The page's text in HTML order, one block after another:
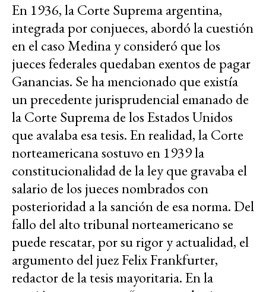
En 1936, la Corte Suprema argentina,
integrada por conjueces, abordó la cuestión
en el caso Medina y consideró que los
jueces federales quedaban exentos de pagar
Ganancias. Se ha mencionado que existía
un precedente jurisprudencial emanado de
la Corte Suprema de los Estados Unidos
que avalaba esa tesis. En realidad, la Corte
norteamericana sostuvo en 1939 la
constitucionalidad de la ley que gravaba el
salario de los jueces nombrados con
posterioridad a la sanción de esa norma. Del
fallo del alto tribunal norteamericano se
puede rescatar, por su rigor y actualidad, el
argumento del juez Felix Frankfurter,
redactor de la tesis mayoritaria. En la